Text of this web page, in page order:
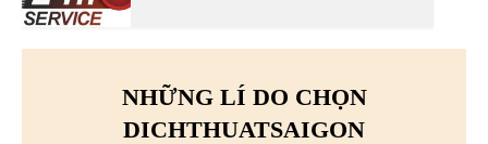
NHỮNG LÍ DO CHỌN
DICHTHUATSAIGON